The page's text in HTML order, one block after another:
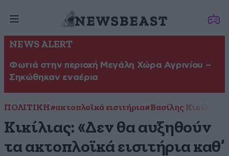
NEWS ALERT
Φωτιά στην περιοχή Μεγάλη Χώρα Αγρινίου –
Σηκώθηκαν εναέρια
ΠΟΛΙΤΙΚΗ#ακτοπλοϊκά εισιτήρια#Βασίλης Κικίλιας
Κικίλιας: «Δεν θα αυξηθούν
τα ακτοπλοϊκά εισιτήρια καθ’